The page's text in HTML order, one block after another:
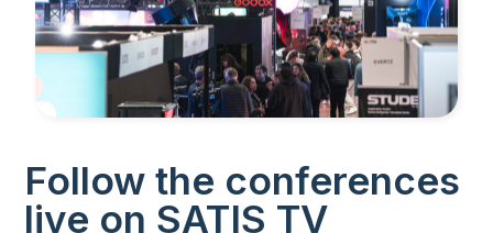
Follow the conferences
live on SATIS TV